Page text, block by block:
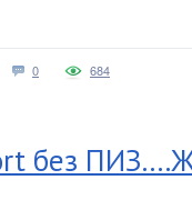
0 684
без